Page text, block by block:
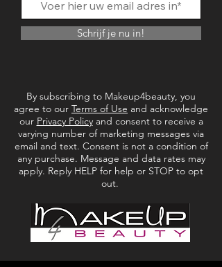
lippen te verzachten en te hydrateren.
Bescherm je lippen de hele dag door met een
gezonde glanzende finish.
✔Kersengeur
✔Voedende Shea Butter
✔Vegan vriendelijk en dierproefvrij.
Schrijf je nu in!
By subscribing to Makeup4beauty, you
agree to our Terms of Use and acknowledge
our Privacy Policyand consent to receive a
varying number of marketing messages via
email and text. Consent is not a condition of
any purchase. Message and data rates may
apply. Reply HELP for help or STOP to opt
out.